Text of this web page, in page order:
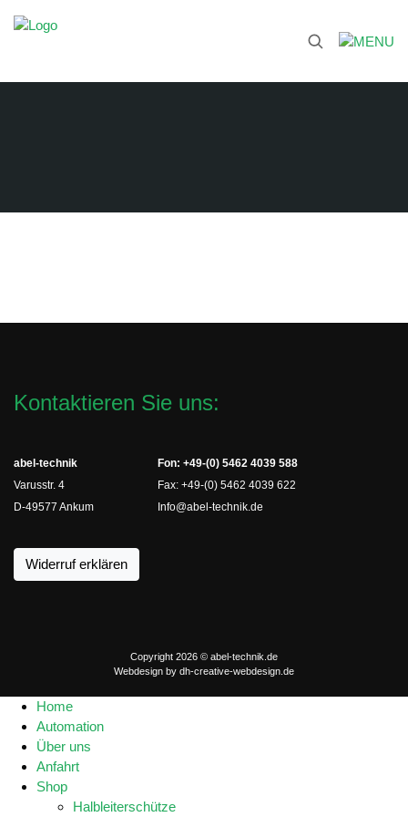
Kontaktieren Sie uns:
abel-technik
Varusstr. 4
D-49577 Ankum
Widerruf erklären
Fon: +49-(0) 5462 4039 588
Fax: +49-(0) 5462 4039 622
Info@abel-technik.de
Copyright 2026 © abel-technik.de
Webdesign by dh-creative-webdesign.de
Home
Automation
Über uns
Anfahrt
Shop
Halbleiterschütze